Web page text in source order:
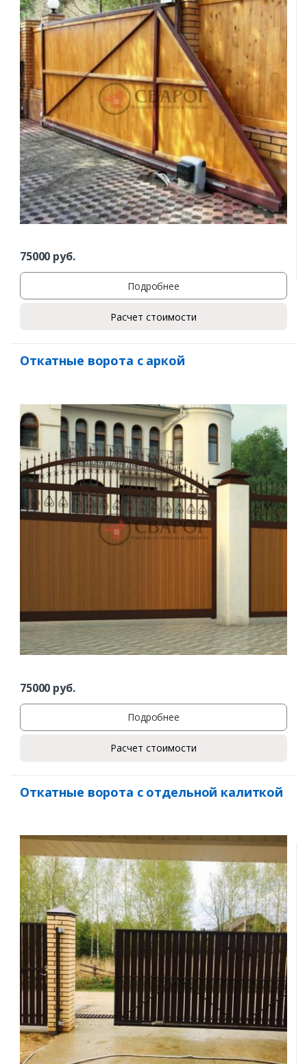
75000 руб.
Подробнее
Расчет стоимости
Откатные ворота с аркой
75000 руб.
Подробнее
Расчет стоимости
Откатные ворота с отдельной калиткой